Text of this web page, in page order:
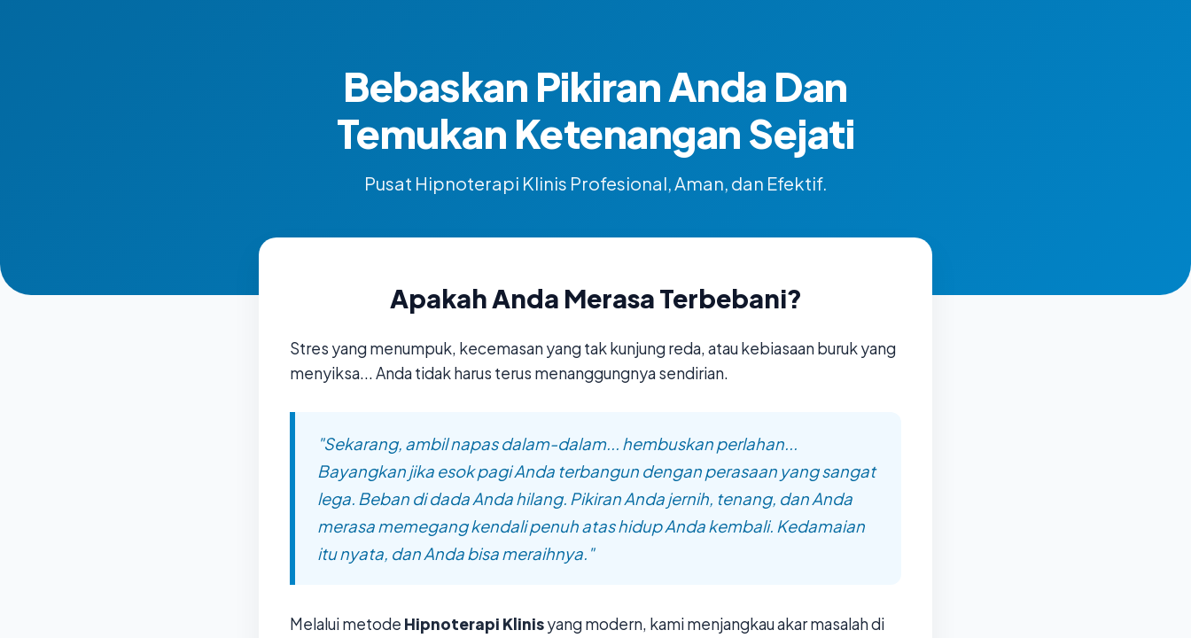
Bebaskan Pikiran Anda Dan
Temukan Ketenangan Sejati
Pusat Hipnoterapi Klinis Profesional, Aman, dan Efektif.
Apakah Anda Merasa Terbebani?
Stres yang menumpuk, kecemasan yang tak kunjung reda, atau kebiasaan buruk yang
menyiksa... Anda tidak harus terus menanggungnya sendirian.
"Sekarang, ambil napas dalam-dalam... hembuskan perlahan...
Bayangkan jika esok pagi Anda terbangun dengan perasaan yang sangat
lega. Beban di dada Anda hilang. Pikiran Anda jernih, tenang, dan Anda
merasa memegang kendali penuh atas hidup Anda kembali. Kedamaian
itu nyata, dan Anda bisa meraihnya."
Melalui metode Hipnoterapi Klinisyang modern, kami menjangkau akar masalah di